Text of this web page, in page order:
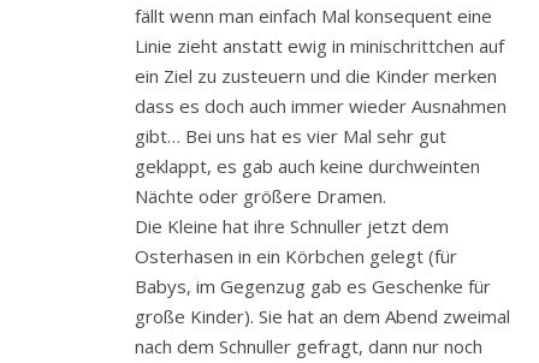
fällt wenn man einfach Mal konsequent eine
Linie zieht anstatt ewig in minischrittchen auf
ein Ziel zu zusteuern und die Kinder merken
dass es doch auch immer wieder Ausnahmen
gibt… Bei uns hat es vier Mal sehr gut
geklappt, es gab auch keine durchweinten
Nächte oder größere Dramen.
Die Kleine hat ihre Schnuller jetzt dem
Osterhasen in ein Körbchen gelegt (für
Babys, im Gegenzug gab es Geschenke für
große Kinder). Sie hat an dem Abend zweimal
nach dem Schnuller gefragt, dann nur noch